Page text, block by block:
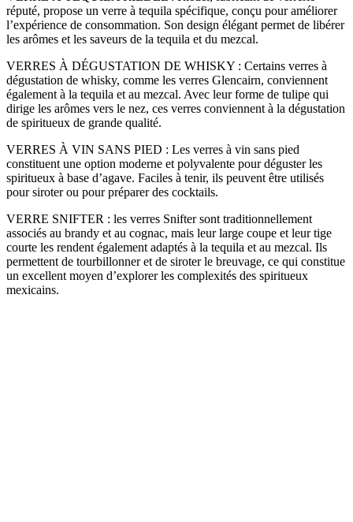
réputé, propose un verre à tequila spécifique, conçu pour améliorer
l’expérience de consommation. Son design élégant permet de libérer
les arômes et les saveurs de la tequila et du mezcal.
VERRES À DÉGUSTATION DE WHISKY : Certains verres à
dégustation de whisky, comme les verres Glencairn, conviennent
également à la tequila et au mezcal. Avec leur forme de tulipe qui
dirige les arômes vers le nez, ces verres conviennent à la dégustation
de spiritueux de grande qualité.
VERRES À VIN SANS PIED : Les verres à vin sans pied
constituent une option moderne et polyvalente pour déguster les
spiritueux à base d’agave. Faciles à tenir, ils peuvent être utilisés
pour siroter ou pour préparer des cocktails.
VERRE SNIFTER : les verres Snifter sont traditionnellement
associés au brandy et au cognac, mais leur large coupe et leur tige
courte les rendent également adaptés à la tequila et au mezcal. Ils
permettent de tourbillonner et de siroter le breuvage, ce qui constitue
un excellent moyen d’explorer les complexités des spiritueux
mexicains.